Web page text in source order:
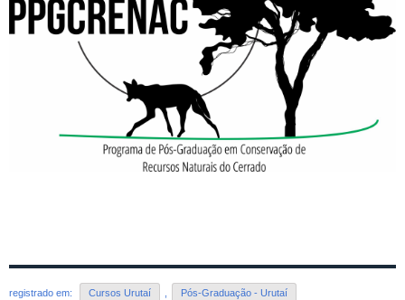
registrado em: Cursos Urutaí Pós-Graduação - Urutaí